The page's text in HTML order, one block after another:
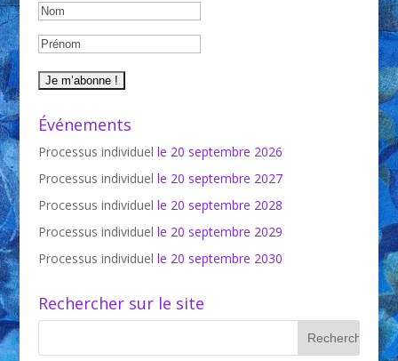
Événements
Processus individuel le 20 septembre 2026
Processus individuel le 20 septembre 2027
Processus individuel le 20 septembre 2028
Processus individuel le 20 septembre 2029
Processus individuel le 20 septembre 2030
Rechercher sur le site